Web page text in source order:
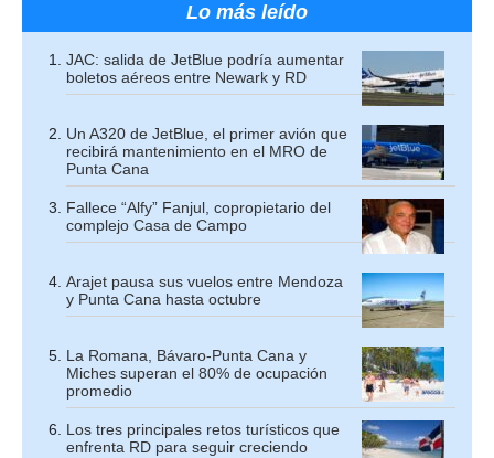
Lo más leído
JAC: salida de JetBlue podría aumentar
boletos aéreos entre Newark y RD
Un A320 de JetBlue, el primer avión que
recibirá mantenimiento en el MRO de
Punta Cana
Fallece “Alfy” Fanjul, copropietario del
complejo Casa de Campo
Arajet pausa sus vuelos entre Mendoza
y Punta Cana hasta octubre
La Romana, Bávaro-Punta Cana y
Miches superan el 80% de ocupación
promedio
Los tres principales retos turísticos que
enfrenta RD para seguir creciendo